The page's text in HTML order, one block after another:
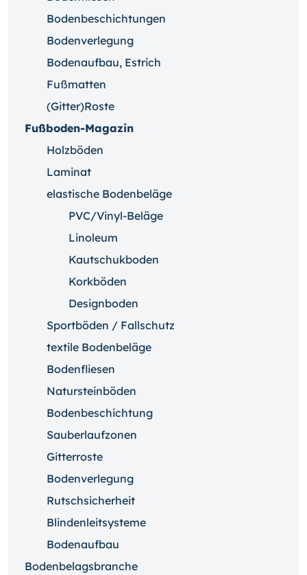
Bodenbeschichtungen
Bodenverlegung
Bodenaufbau, Estrich
Fußmatten
(Gitter)Roste
Fußboden-Magazin
Holzböden
Laminat
elastische Bodenbeläge
PVC/Vinyl-Beläge
Linoleum
Kautschukboden
Korkböden
Designboden
Sportböden / Fallschutz
textile Bodenbeläge
Bodenfliesen
Natursteinböden
Bodenbeschichtung
Sauberlaufzonen
Gitterroste
Bodenverlegung
Rutschsicherheit
Blindenleitsysteme
Bodenaufbau
Bodenbelagsbranche